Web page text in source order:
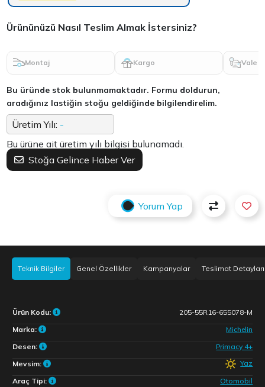
Ürününüzü Nasıl Teslim Almak İstersiniz?
Montaj Kargo Vale
Bu üründe stok bulunmamaktadır. Formu doldurun,
aradığınız lastiğin stoğu geldiğinde bilgilendirelim.
Üretim Yılı: -
Bu ürüne ait üretim yılı bilgisi bulunamadı.
Stoğa Gelince Haber Ver
Yorum Yap
Teknik Bilgiler Genel Özellikler Kampanyalar Teslimat Detayları
Ürün Kodu:
205-55R16-655078-M
Marka:
Michelin
Desen:
Primacy 4+
Mevsim:
Yaz
Araç Tipi:
Otomobil